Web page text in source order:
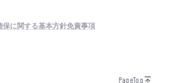
に関する基本方針免責事項
PageTop